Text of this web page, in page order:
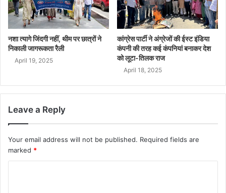
नशा त्यागे जिंदगी नहीं, थीम पर छात्रों ने
निकाली जागरूकता रैली
April 19, 2025
कांग्रेस पार्टी ने अंग्रेजों की ईस्ट इंडिया
कंपनी की तरह कई कंपनियां बनाकर देश
को लूटा-तिलक राज
April 18, 2025
Leave a Reply
Your email address will not be published. Required fields are
marked *